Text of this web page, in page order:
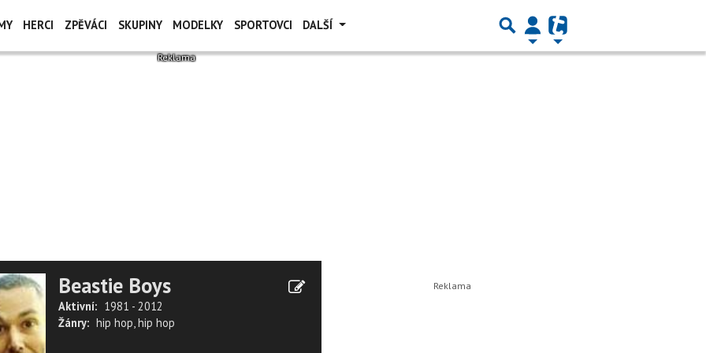
HERCI ZPĚVÁCI SKUPINY MODELKY SPORTOVCI DALŠÍ
Beastie Boys
Aktivní: 1981 - 2012
Žánry: hip hop,hip hop